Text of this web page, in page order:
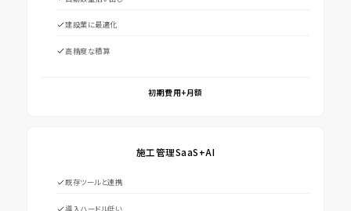
建設業に最適化
高精度な積算
初期費用+月額
施工管理SaaS+AI
既存ツールと連携
導入ハードル低い